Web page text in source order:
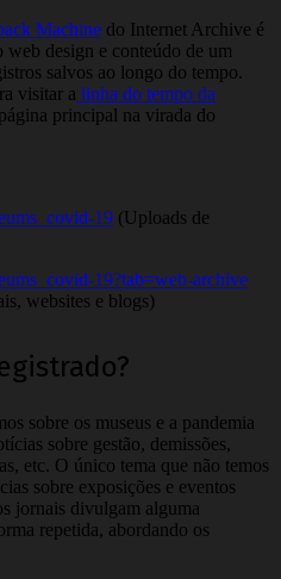
Machine do Internet Archive é
design e conteúdo de um
salvos ao longo do tempo.
visitar a linha do tempo da
principal na virada do
19 (Uploads de
19?tab=web-archive
websites e blogs)
sobre os museus e a pandemia
sobre gestão, demissões,
etc. O único tema que não temos
sobre exposições e eventos
jornais divulgam alguma
repetida, abordando os